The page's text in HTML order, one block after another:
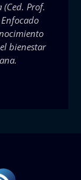
Prof.
bienestar